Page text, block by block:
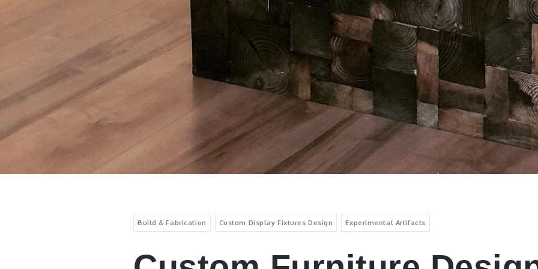
Build & Fabrication Custom Display Fixtures Design Experimental Artifacts